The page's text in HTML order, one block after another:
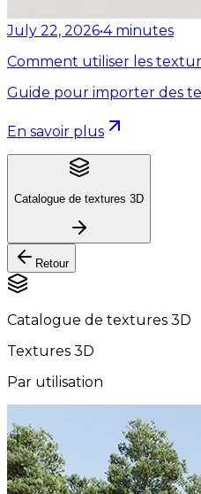
July 22, 2026•4 minutes
Comment utiliser les
Guide pour importer des
En savoir plus
Catalogue de textures 3D
Retour
Catalogue de textures 3D
Textures 3D
Par utilisation